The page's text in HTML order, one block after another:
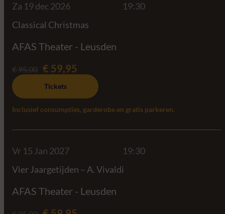
Za 19 dec 2026
19:30
Classical Christmas
AFAS Theater - Leusden
€ 95,00 € 59,95
Tickets
Inclusief consumpties, garderobe en gratis parkeren.
Vr 15 Jan 2027
19:30
Vier Jaargetijden – A. Vivaldi
AFAS Theater - Leusden